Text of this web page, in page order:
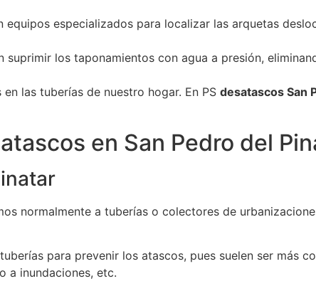
equipos especializados para localizar las arquetas
suprimir los taponamientos con agua a presión,
las tuberías de nuestro hogar. En PS desatascos San
en San Pedro del
normalmente a tuberías o colectores de
para prevenir los atascos, pues suelen ser más
a inundaciones, etc.